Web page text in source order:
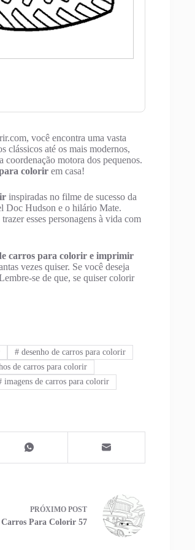
você encontra uma vasta
clássicos até os mais modernos,
coordenação motora dos pequenos.
colorir em casa!
inspiradas no filme de sucesso da
Doc Hudson e o hilário Mate.
esses personagens à vida com
carros para colorir e imprimir
vezes quiser. Se você deseja
se de que, se quiser colorir
# desenho de carros para colorir
de carros para colorir
imagens de carros para colorir
PRÓXIMO POST
Carros Para Colorir 57